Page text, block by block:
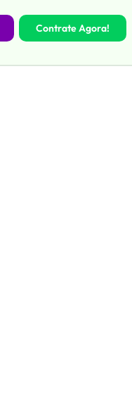
Contrate Agora!